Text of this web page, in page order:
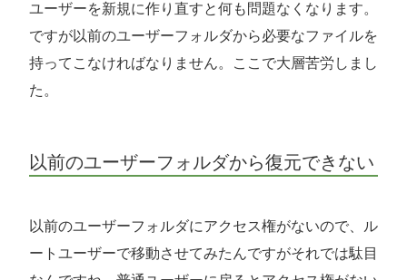
ユーザーを新規に作り直すと何も問題なくなります。
ですが以前のユーザーフォルダから必要なファイルを
持ってこなければなりません。ここで大層苦労しまし
た。
以前のユーザーフォルダから復元できない
以前のユーザーフォルダにアクセス権がないので、ル
ートユーザーで移動させてみたんですがそれでは駄目